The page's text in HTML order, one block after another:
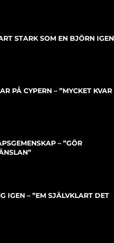
STARK SOM EN BJÖRN IGEN
PÅ CYPERN – ”MYCKET KVAR
– ”GÖR
IGEN – ”EM SJÄLVKLART DET